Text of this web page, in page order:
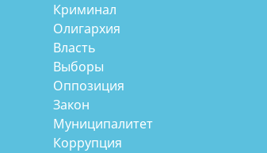
Криминал
Олигархия
Власть
Выборы
Оппозиция
Закон
Муниципалитет
Коррупция